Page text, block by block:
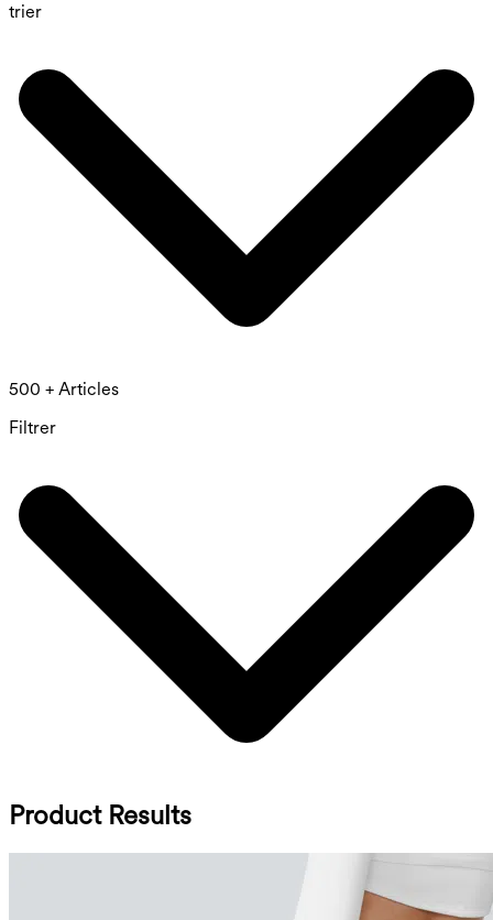
trier
500 + Articles
Filtrer
Product Results